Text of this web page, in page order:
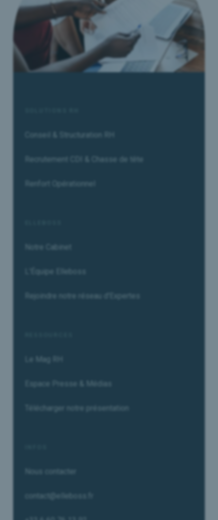
Conseil & Structuration RH
Recrutement CDI & Chasse de tête
Renfort Opérationnel
Notre Cabinet
L'Équipe Elleboss
Rejoindre notre réseau d'Expertes
Le Mag RH
Espace Presse & Médias
Télécharger notre présentation
Nous contacter
contact@elleboss.fr